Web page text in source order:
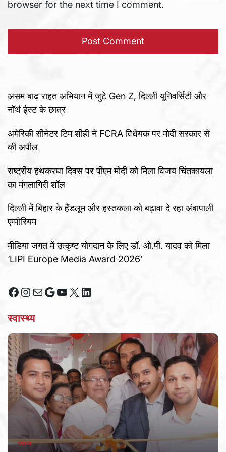
browser for the next time I comment.
असम बाढ़ राहत अभियान में जुटे Gen Z, दिल्ली यूनिवर्सिटी और
नॉर्थ ईस्ट के छात्र
अमेरिकी सीनेटर टिम शीही ने FCRA विधेयक पर मोदी सरकार से
की अपील
राष्ट्रीय हथकरघा दिवस पर पीएम मोदी को मिला विजय चिंतकायला
का मंगलागिरी शॉल
दिल्ली में बिहार के हैंडलूम और हस्तकला को बढ़ावा दे रहा अंबापाली
एम्पोरियम
मीडिया जगत में उत्कृष्ट योगदान के लिए डॉ. ओ.पी. यादव को मिला
‘LIPI Europe Media Award 2026’
Facebook
Instagram
MailGoogle
YouTube
X LinkedIn
स्वास्थ्य
POSTED
स्वास्थ्य